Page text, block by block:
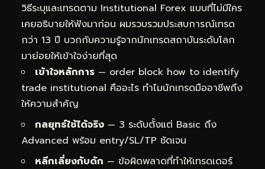
วิธีระบุและเทรดตาม Institutional Forex แบบที่ไม่มีใคร
เคยอธิบายให้ฟังมาก่อน ผมรวบรวมประสบการณ์เทรด
กว่า 13 ปี บวกกับความรู้จากนักเทรดสถาบันระดับโลก
มาย่อยให้เข้าใจง่ายที่สุด
เข้าใจหลักการ — order block how to identify
trade institutional คืออะไร ทำไมนักเทรดมืออาชีพถึง
ให้ความสำคัญ
กลยุทธ์ใช้ได้จริง — 3 ระดับตั้งแต่ Basic ถึง
Advanced พร้อม entry/SL/TP ชัดเจน
หลีกเลี่ยงกับดัก — ข้อผิดพลาดที่ทำให้เทรดเดอร์